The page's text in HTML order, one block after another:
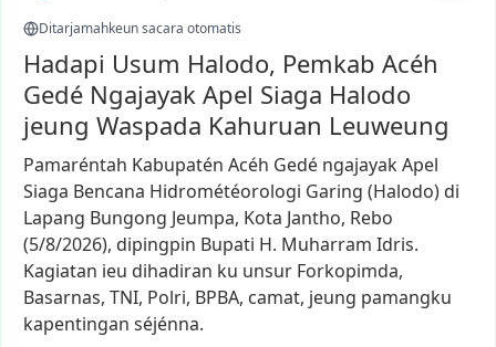
Ditarjamahkeun sacara otomatis
Hadapi Usum Halodo, Pemkab Acéh
Gedé Ngajayak Apel Siaga Halodo
jeung Waspada Kahuruan Leuweung
Pamaréntah Kabupatén Acéh Gedé ngajayakApel
Siaga Bencana Hidrométéorologi Garing (Halodo) di
Lapang Bungong Jeumpa, Kota Jantho, Rebo
(5/8/2026), dipingpin Bupati H. Muharram Idris.
Kagiatan ieu dihadiran ku unsur Forkopimda,
Basarnas, TNI, Polri, BPBA, camat, jeung pamangku
kapentingan séjénna.